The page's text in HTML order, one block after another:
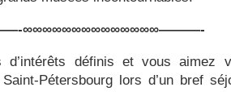
∞∞∞∞∞∞∞∞∞∞∞∞∞∞———-
définis et vous aimez
Pétersbourg lors d’un bref